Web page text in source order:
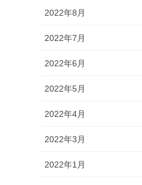
2022年8月
2022年7月
2022年6月
2022年5月
2022年4月
2022年3月
2022年1月